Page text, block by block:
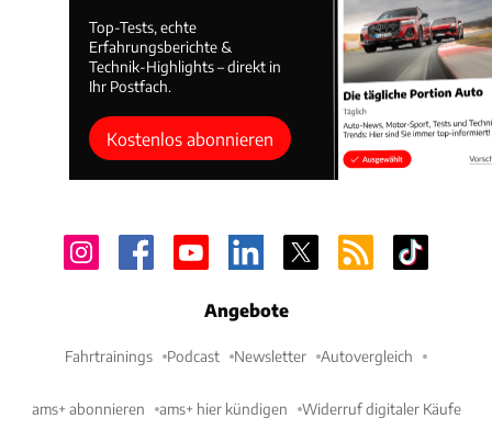
Top-Tests, echte
Erfahrungsberichte &
Technik-Highlights – direkt in
Ihr Postfach.
Kostenlos abonnieren
Angebote
Fahrtrainings Podcast Newsletter Autovergleich
ams+ abonnieren ams+ hier kündigen Widerruf digitaler Käufe